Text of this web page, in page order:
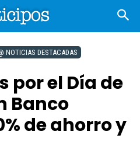
NOTICIAS DESTACADAS
por el Día de
Banco
de ahorro y